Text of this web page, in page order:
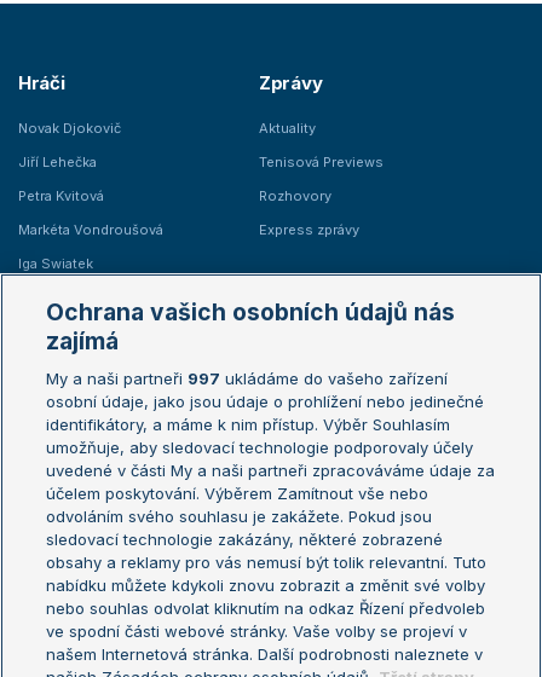
Hráči
Novak Djokovič
Jiří Lehečka
Petra Kvitová
Markéta Vondroušová
Iga Swiatek
Zprávy
Aktuality
Tenisová Previews
Rozhovory
Express zprávy
Žebříčky
Žebříček ATP (muži)
Žebříček WTA (ženy)
Sázkařský žebříček
Australian Open
French Open
Wimbledon
US Open
Turnaj mistrů
Turnaj mistryň
Aktualní trendy
Fotbalové přestupy
Livesport Daily
Ochrana vašich osobních údajů nás
zajímá
My a naši partneři 997 ukládáme do vašeho zařízení
osobní údaje, jako jsou údaje o prohlížení nebo jedinečné
identifikátory, a máme k nim přístup. Výběr Souhlasím
umožňuje, aby sledovací technologie podporovaly účely
uvedené v části My a naši partneři zpracováváme údaje za
účelem poskytování. Výběrem Zamítnout vše nebo
odvoláním svého souhlasu je zakážete. Pokud jsou
sledovací technologie zakázány, některé zobrazené
obsahy a reklamy pro vás nemusí být tolik relevantní. Tuto
nabídku můžete kdykoli znovu zobrazit a změnit své volby
nebo souhlas odvolat kliknutím na odkaz Řízení předvoleb
ve spodní části webové stránky. Vaše volby se projeví v
našem Internetová stránka. Další podrobnosti naleznete v